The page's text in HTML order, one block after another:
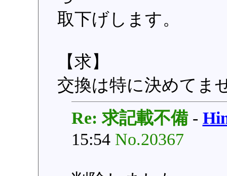
取下げします。
【求】
交換は特に決めてま
Re: 求記載不備-
15:54 No.20367